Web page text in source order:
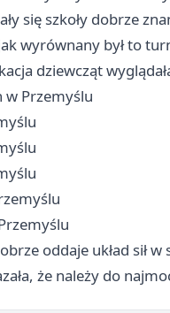
się szkoły dobrze
wyrównany był to
dziewcząt
w Przemyślu
oddaje układ sił
że należy do